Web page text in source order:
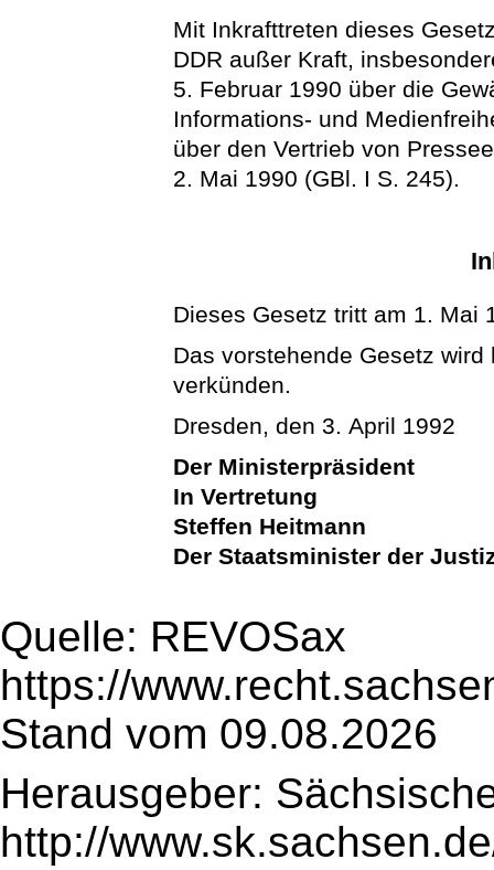
Mit Inkrafttreten dieses
DDR außer Kraft,
5. Februar 1990 über die
Informations- und
über den Vertrieb von
2. Mai 1990 (GBl. I S. 245).
Dieses Gesetz tritt am 1. Mai
Das vorstehende Gesetz
verkünden.
Dresden, den 3. April 1992
Der Ministerpräsident
In Vertretung
Steffen Heitmann
Der Staatsminister der
Quelle: REVOSax
https://
Stand vom 09.08.2026
Herausgeber:
http://